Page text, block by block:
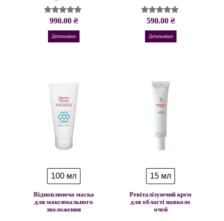
Оцінено в
з 5
990.00 ₴
Детальніше
Оцінено в
з 5
590.00 ₴
Детальніше
100 мл
Відновлююча маска
для максимального
зволоження
15 мл
Ревіталізуючий крем
для області навколо
очей